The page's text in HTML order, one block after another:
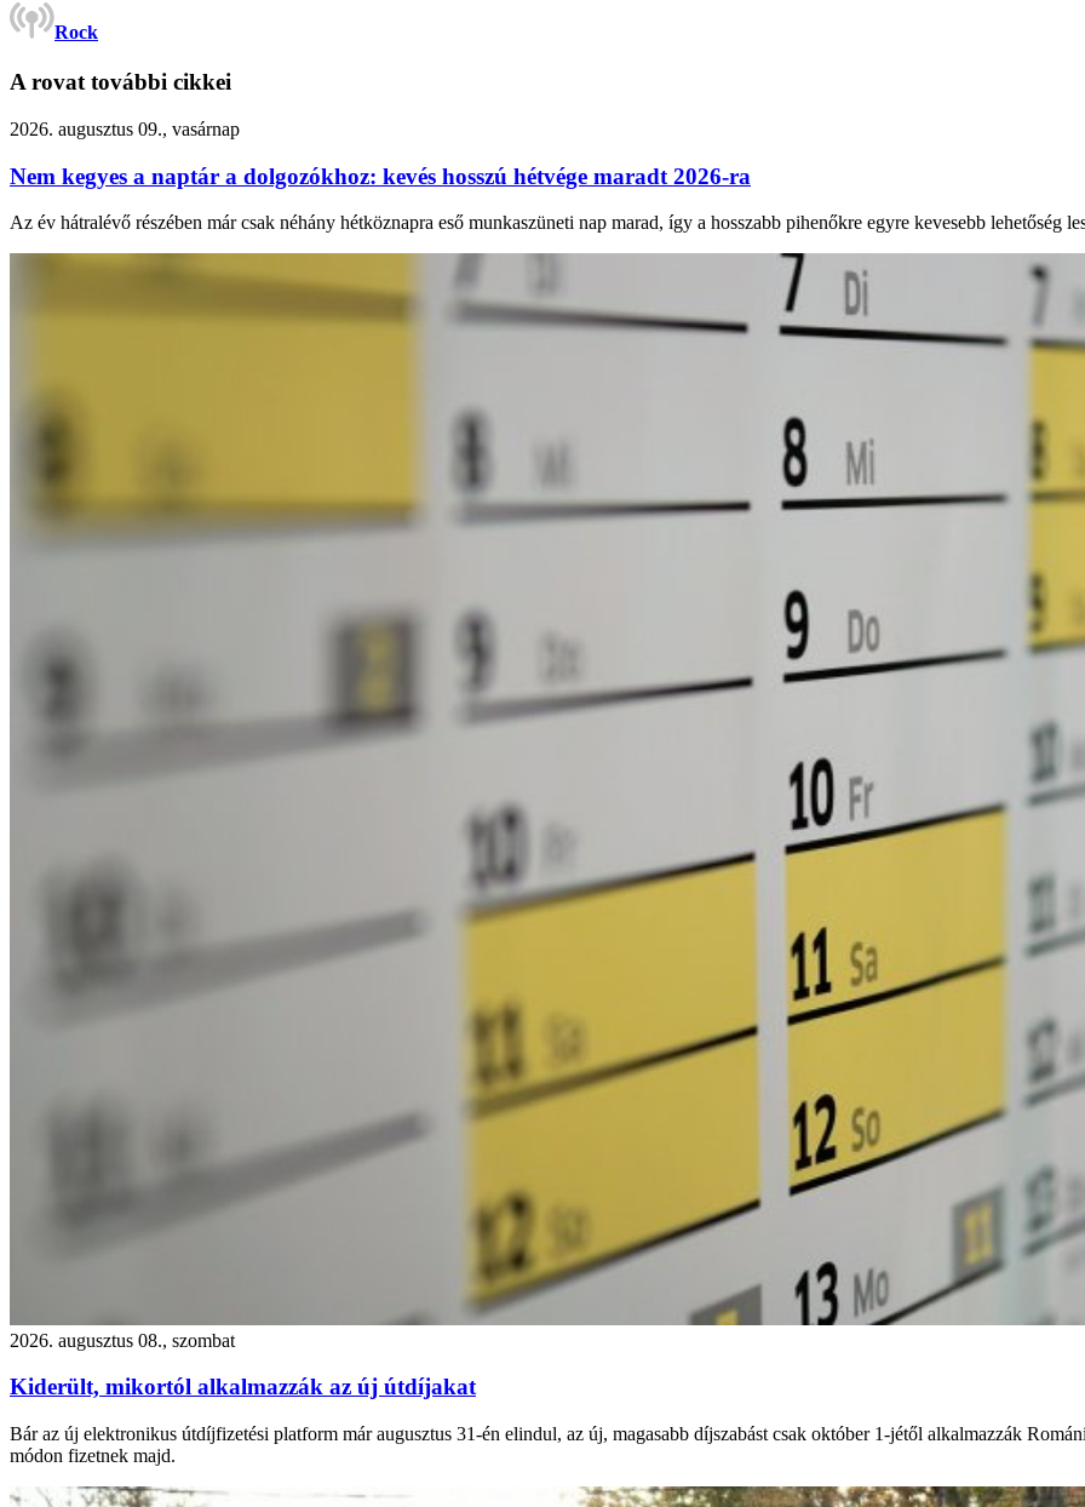
Rock
A rovat további cikkei
2026. augusztus 09., vasárnap
Nem kegyes a naptár a dolgozókhoz: kevés hosszú hétvége maradt 2026-ra
Az év hátralévő részében már csak néhány hétköznapra eső munkaszüneti nap marad, így a hosszabb pihenőkre egyre kevesebb lehetőség
2026. augusztus 08., szombat
Kiderült, mikortól alkalmazzák az új útdíjakat
Bár az új elektronikus útdíjfizetési platform már augusztus 31-én elindul, az új, magasabb díjszabást csak október 1-jétől alkalmazzák
módon fizetnek majd.